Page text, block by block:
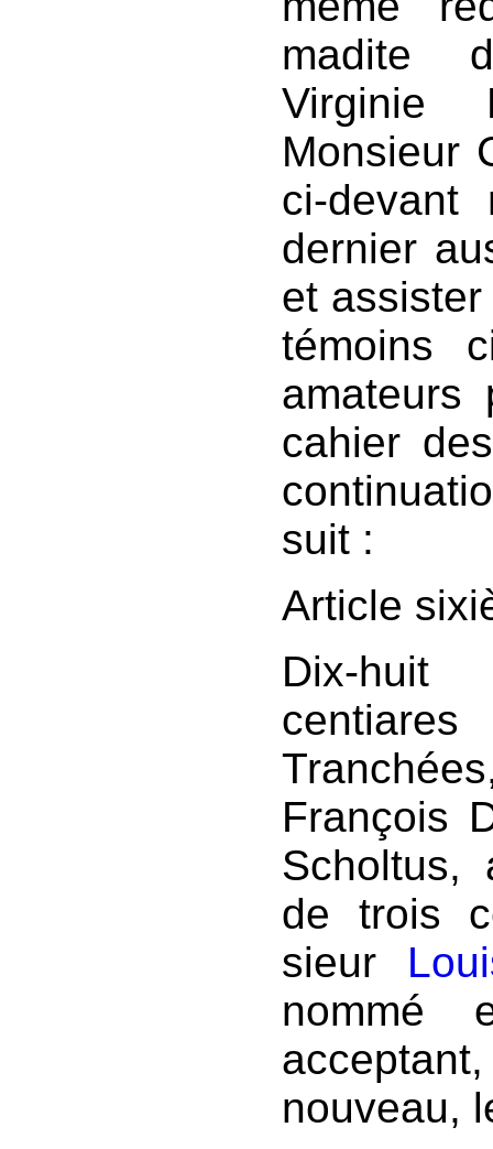
madite
Virginie
Monsieur
ci-devant
dernier
et
témoins
amateurs
cahier
suit :
Article
Dix-huit
François
Scholtus,
de trois
sieur
nommé
nouveau,